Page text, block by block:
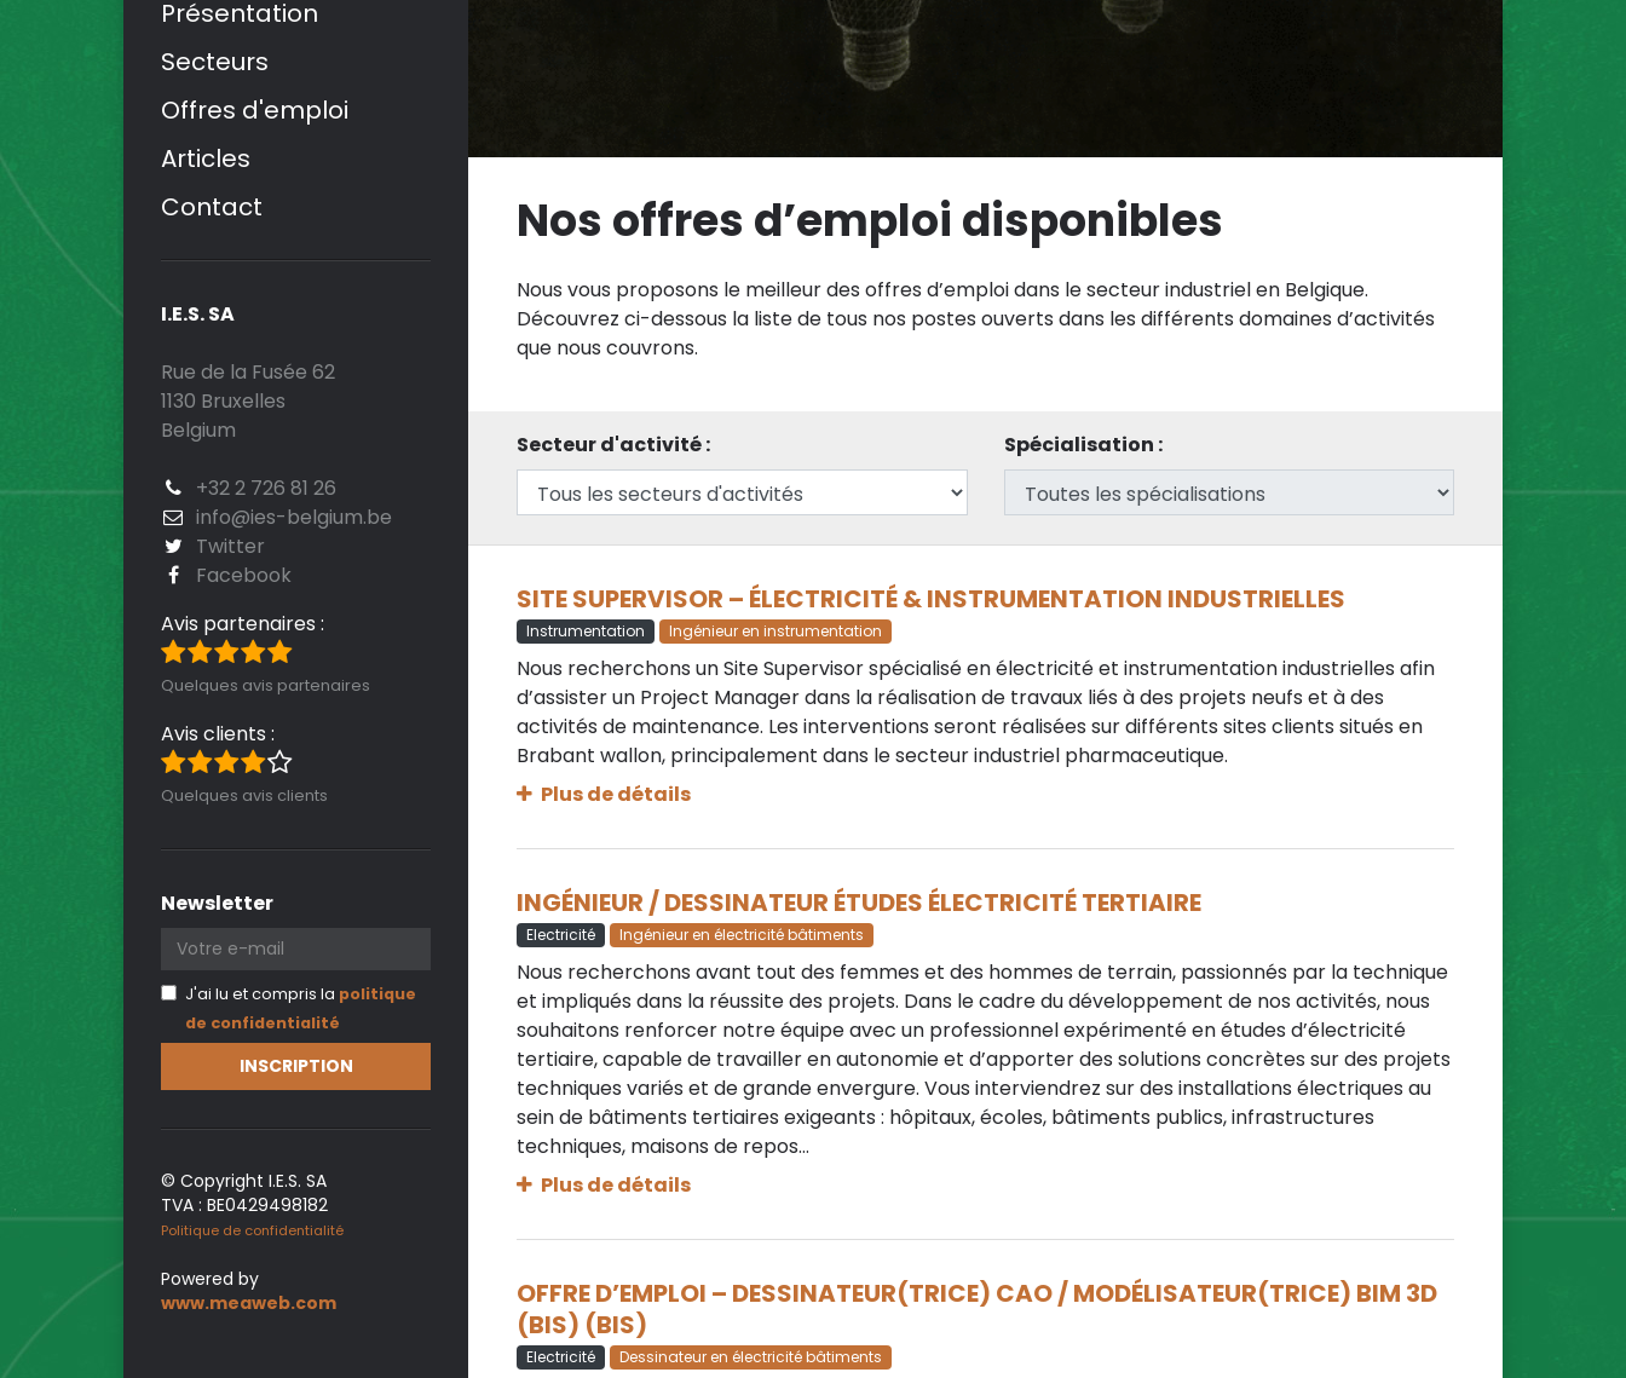
Présentation
Secteurs
Offres d'emploi
Articles
Contact
I.E.S. SA
Rue de la Fusée 62
1130 Bruxelles
Belgium
+32 2 726 81 26
info@ies-belgium.be
Twitter
Facebook
Avis partenaires :
Quelques avis partenaires
Avis clients :
Quelques avis clients
Newsletter
J'ai lu et compris la politique
de confidentialité
INSCRIPTION
© Copyright I.E.S. SA
TVA : BE0429498182
Politique de confidentialité
Powered by
www.meaweb.com
Nos offres d’emploi disponibles
Nous vous proposons le meilleur des offres d’emploi dans le secteur industriel en Belgique.
Découvrez ci-dessous la liste de tous nos postes ouverts dans les différents domaines d’activités
que nous couvrons.
Secteur d'activité : Spécialisation :
SITE SUPERVISOR – ÉLECTRICITÉ & INSTRUMENTATION INDUSTRIELLES
Instrumentation Ingénieur en instrumentation
Nous recherchons un Site Supervisor spécialisé en électricité et instrumentation industrielles afin
d’assister un Project Manager dans la réalisation de travaux liés à des projets neufs et à des
activités de maintenance. Les interventions seront réalisées sur différents sites clients situés en
Brabant wallon, principalement dans le secteur industriel pharmaceutique.
Plus de détails
INGÉNIEUR / DESSINATEUR ÉTUDES ÉLECTRICITÉ TERTIAIRE
Electricité Ingénieur en électricité bâtiments
Nous recherchons avant tout des femmes et des hommes de terrain, passionnés par la technique
et impliqués dans la réussite des projets. Dans le cadre du développement de nos activités, nous
souhaitons renforcer notre équipe avec un professionnel expérimenté en études d’électricité
tertiaire, capable de travailler en autonomie et d’apporter des solutions concrètes sur des projets
techniques variés et de grande envergure. Vous interviendrez sur des installations électriques au
sein de bâtiments tertiaires exigeants : hôpitaux, écoles, bâtiments publics, infrastructures
techniques, maisons de repos…
Plus de détails
OFFRE D’EMPLOI – DESSINATEUR(TRICE) CAO / MODÉLISATEUR(TRICE) BIM 3D
(BIS) (BIS)
Electricité Dessinateur en électricité bâtiments